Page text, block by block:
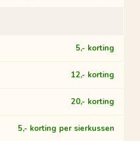
5,- korting
12,- korting
20,- korting
5,- korting per sierkussen